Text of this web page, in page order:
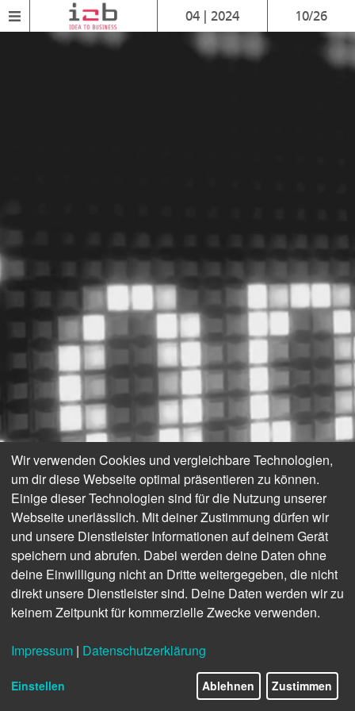
04 | 2024 10/26
Wir verwenden Cookies und vergleichbare Technologien,
um dir diese Webseite optimal präsentieren zu können.
Einige dieser Technologien sind für die Nutzung unserer
Webseite unerlässlich. Mit deiner Zustimmung dürfen wir
und unsere Dienstleister Informationen auf deinem Gerät
speichern und abrufen. Dabei werden deine Daten ohne
deine Einwilligung nicht an Dritte weitergegeben, die nicht
direkt unsere Dienstleister sind. Deine Daten werden wir zu
keinem Zeitpunkt für kommerzielle Zwecke verwenden.
Impressum | Datenschutzerklärung
Einstellen Ablehnen Zustimmen